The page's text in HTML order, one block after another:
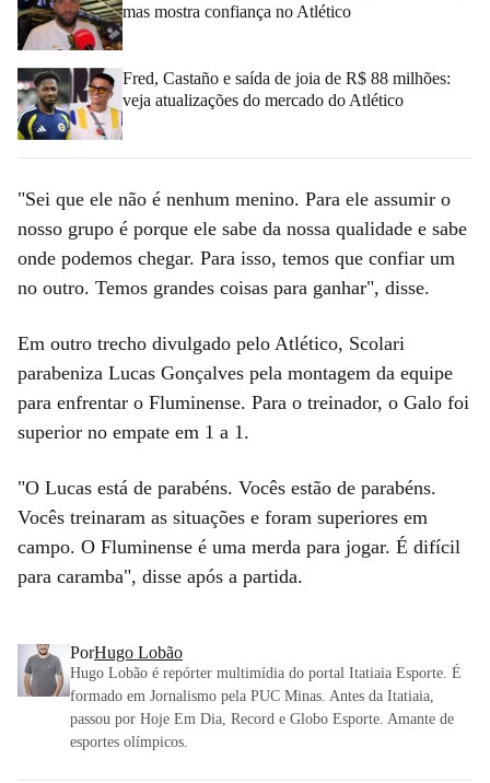
mas mostra confiança no Atlético
Fred, Castaño e saída de joia de R$ 88 milhões:
veja atualizações do mercado do Atlético
"Sei que ele não é nenhum menino. Para ele assumir o
nosso grupo é porque ele sabe da nossa qualidade e sabe
onde podemos chegar. Para isso, temos que confiar um
no outro. Temos grandes coisas para ganhar", disse.
Em outro trecho divulgado pelo Atlético, Scolari
parabeniza Lucas Gonçalves pela montagem da equipe
para enfrentar o Fluminense. Para o treinador, o Galo foi
superior no empate em 1 a 1.
"O Lucas está de parabéns. Vocês estão de parabéns.
Vocês treinaram as situações e foram superiores em
campo. O Fluminense é uma merda para jogar. É difícil
para caramba", disse após a partida.
PorHugo Lobão
Hugo Lobão é repórter multimídia do portal Itatiaia Esporte. É
formado em Jornalismo pela PUC Minas. Antes da Itatiaia,
passou por Hoje Em Dia, Record e Globo Esporte. Amante de
esportes olímpicos.